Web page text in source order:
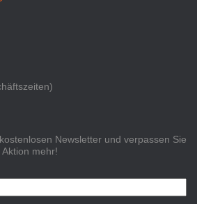
Newsletter und verpassen Sie
mehr!